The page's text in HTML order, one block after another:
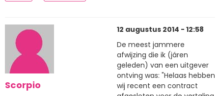
Scorpio
12 augustus 2014 - 12:58
De meest jammere
afwijzing die ik (járen
geleden) van een uitgever
ontving was: "Helaas hebben
wij recent een contract